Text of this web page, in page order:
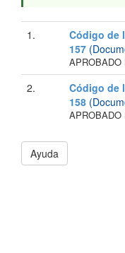
1.
Código de
157
APROBADO
2.
Código de
158
APROBADO
Ayuda